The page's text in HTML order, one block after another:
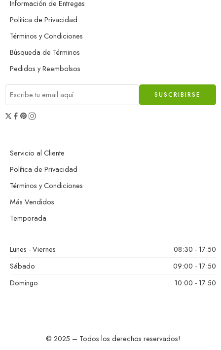
Información de Entregas
Política de Privacidad
Términos y Condiciones
Búsqueda de Términos
Pedidos y Reembolsos
Servicio al Cliente
Política de Privacidad
Términos y Condiciones
Más Vendidos
Temporada
Lunes - Viernes
08:30 - 17:50
Sábado
09:00 - 17:50
Domingo
10:00 - 17:50
© 2025 – Todos los derechos reservados!